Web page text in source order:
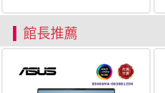
館長推薦